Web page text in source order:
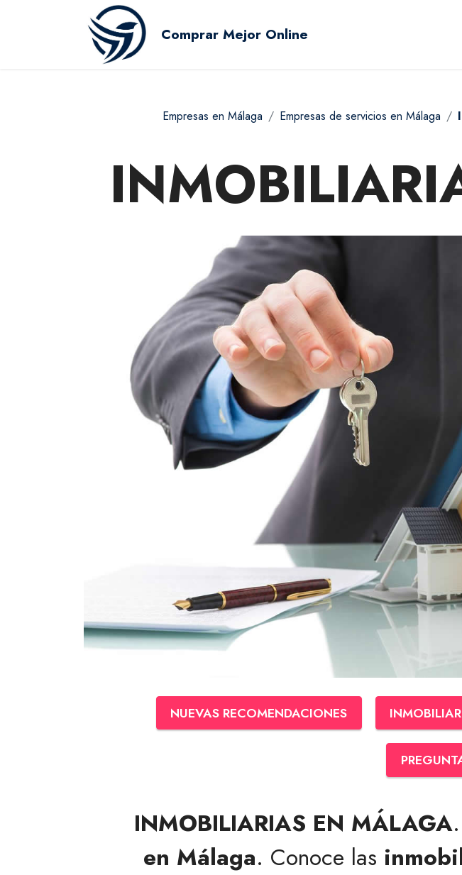
Comprar Mejor Online
Empresas en Málaga Empresas de servicios en Málaga
NUEVAS RECOMENDACIONES
INMOBILIARIAS EN MÁLAGA
en Málaga. Conoce las